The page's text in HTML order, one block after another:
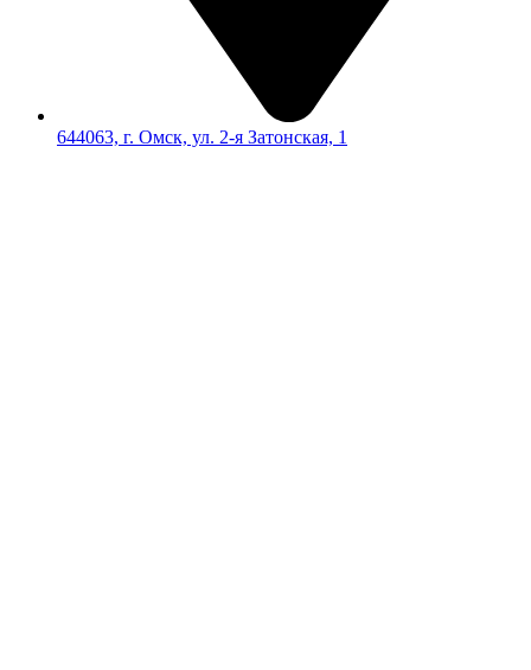
644063, г. Омск, ул. 2-я Затонская, 1